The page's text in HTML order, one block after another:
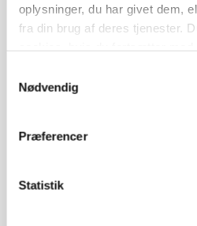
oplysninger, du har givet dem,
fra din brug af deres tjenester.
Nødvendig
Præferencer
Statistik